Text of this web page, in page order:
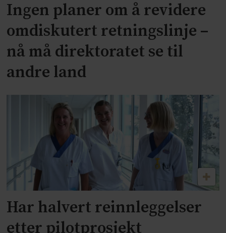
Ingen planer om å revidere
omdiskutert retningslinje –
nå må direktoratet se til
andre land
Har halvert reinnleggelser
etter pilotprosjekt